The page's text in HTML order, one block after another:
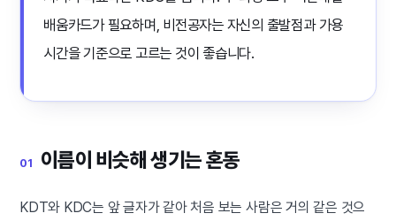
배움카드가 필요하며, 비전공자는 자신의 출발점과 가용
시간을 기준으로 고르는 것이 좋습니다.
01 이름이 비슷해 생기는 혼동
KDT와 KDC는 앞 글자가 같아 처음 보는 사람은 거의 같은 것으